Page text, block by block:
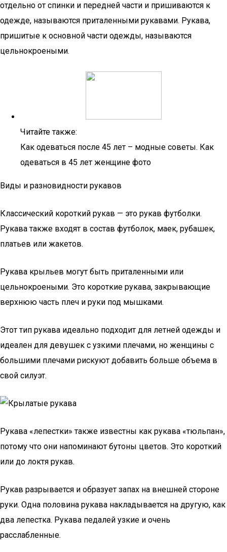
отдельно от спинки и передней части и пришиваются к
одежде, называются приталенными рукавами. Рукава,
пришитые к основной части одежды, называются
цельнокроеными.
Читайте также:
Как одеваться после 45 лет – модные советы. Как
одеваться в 45 лет женщине фото
Виды и разновидности рукавов
Классический короткий рукав — это рукав футболки.
Рукава также входят в состав футболок, маек, рубашек,
платьев или жакетов.
Рукава крыльев могут быть приталенными или
цельнокроеными. Это короткие рукава, закрывающие
верхнюю часть плеч и руки под мышками.
Этот тип рукава идеально подходит для летней одежды и
идеален для девушек с узкими плечами, но женщины с
большими плечами рискуют добавить больше объема в
свой силуэт.
Рукава «лепестки» также известны как рукава «тюльпан»,
потому что они напоминают бутоны цветов. Это короткий
или до локтя рукав.
Рукав разрывается и образует запах на внешней стороне
руки. Одна половина рукава накладывается на другую, как
два лепестка. Рукава педалей узкие и очень
расслабленные.